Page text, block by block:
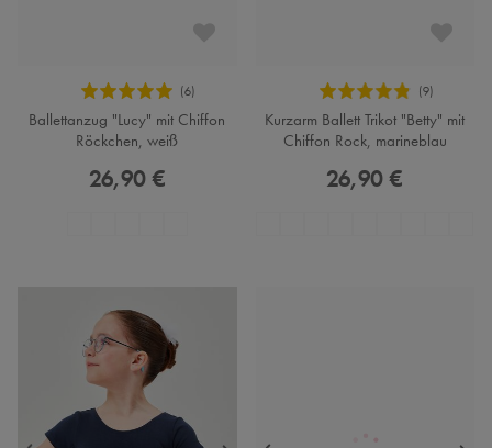
Ballettanzug "Lucy" mit Chiffon
Röckchen, weiß
26,90 €
Kurzarm Ballett Trikot "Betty" mit
Chiffon Rock, marineblau
26,90 €